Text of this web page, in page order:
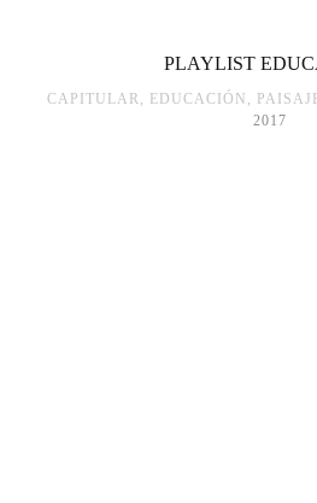
PLAYLIST
CAPITULAR, EDUCACIÓN ,
2017